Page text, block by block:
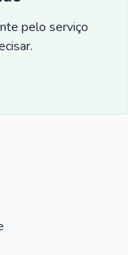
pelo serviço